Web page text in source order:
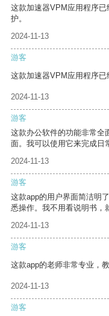
这款加速器VPM应用程序
护。
2024-11-13
游客
这款加速器VPM应用程序已
2024-11-13
游客
这款办公软件的功能非常全
面。我可以使用它来完成日
2024-11-13
游客
这款app的用户界面简洁明
悉操作。我不用看说明书，
2024-11-13
游客
这款app的老师非常专业，
2024-11-13
游客